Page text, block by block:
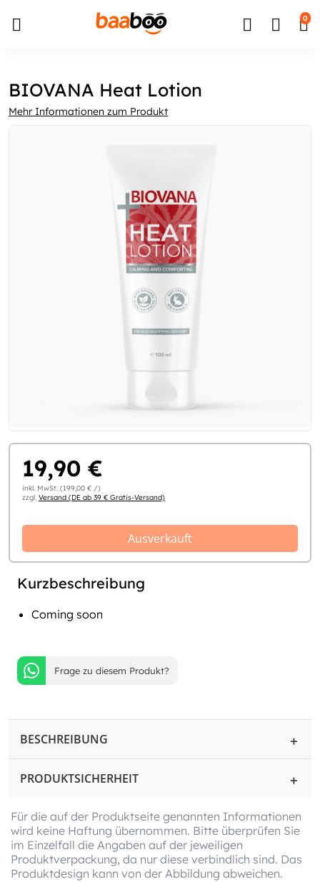
Zum Inhalt springen
Zum Menü springen
Barrierefreiheits-Widget öffnen 0
BIOVANA Heat Lotion
Mehr Informationen zum Produkt
Kurzbeschreibung
Coming soon
Frage zu diesem Produkt?
19,90 €
inkl. MwSt. (199,00 € /)
zzgl. Versand (DE ab 39 € Gratis-Versand)
Ausverkauft
BESCHREIBUNG
PRODUKTSICHERHEIT
Für die auf der Produktseite genannten Informationen
wird keine Haftung übernommen. Bitte überprüfen Sie
im Einzelfall die Angaben auf der jeweiligen
Produktverpackung, da nur diese verbindlich sind. Das
Produktdesign kann von der Abbildung abweichen.